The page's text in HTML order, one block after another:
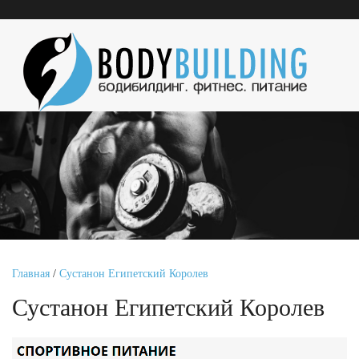
Главная / Сустанон Египетский Королев
Сустанон Египетский Королев